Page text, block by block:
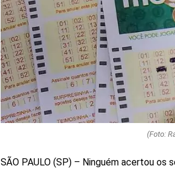
(Foto:
SÃO PAULO (SP) – Ninguém acertou os